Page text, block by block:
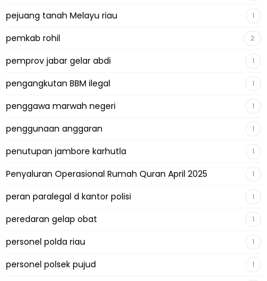
pejuang tanah Melayu riau 1
pemkab rohil 2
pemprov jabar gelar abdi 1
pengangkutan BBM ilegal 1
penggawa marwah negeri 1
penggunaan anggaran 1
penutupan jambore karhutla 1
Penyaluran Operasional Rumah Quran April 2025 1
peran paralegal d kantor polisi 1
peredaran gelap obat 1
personel polda riau 1
personel polsek pujud 1